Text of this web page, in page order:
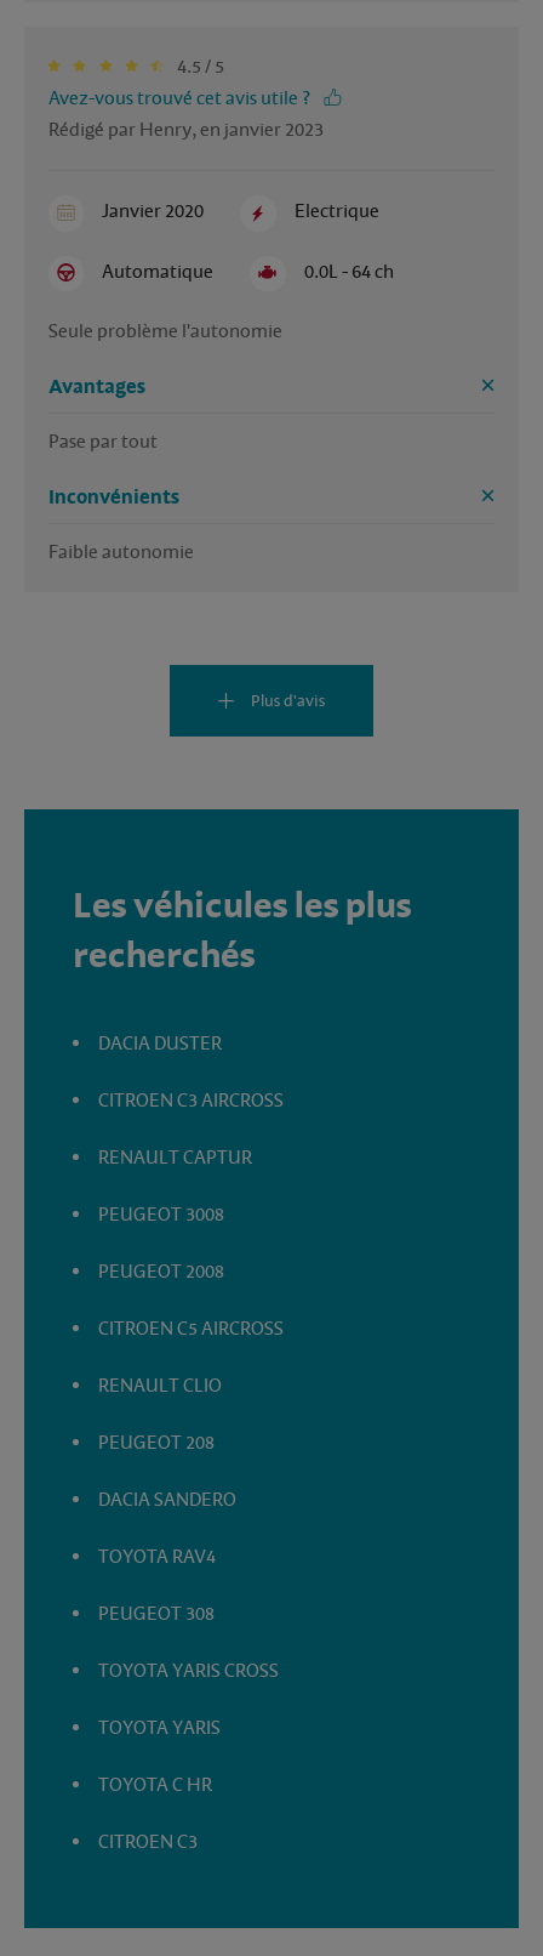
4.5 / 5
Avez-vous trouvé cet avis utile ?
Rédigé par Henry, en janvier 2023
Janvier 2020 Electrique
Automatique 0.0L - 64 ch
Seule problème l'autonomie
Avantages
Pase par tout
Inconvénients
Faible autonomie
Plus d'avis
Les véhicules les plus
recherchés
DACIA DUSTER
CITROEN C3 AIRCROSS
RENAULT CAPTUR
PEUGEOT 3008
PEUGEOT 2008
CITROEN C5 AIRCROSS
RENAULT CLIO
PEUGEOT 208
DACIA SANDERO
TOYOTA RAV4
PEUGEOT 308
TOYOTA YARIS CROSS
TOYOTA YARIS
TOYOTA C HR
CITROEN C3